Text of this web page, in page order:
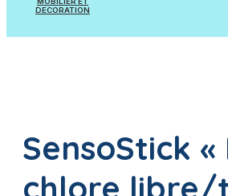
Pièces à sceller
DECORATION
Plantes artificielles
SensoStick «
chlore libre/